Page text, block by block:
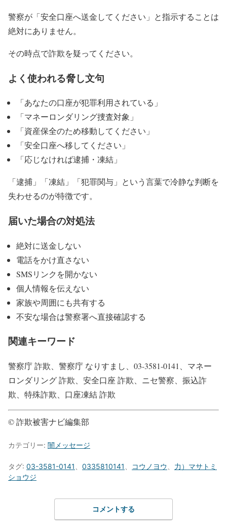
警察が「安全口座へ送金してください」と指示することは
絶対にありません。
その時点で詐欺を疑ってください。
よく使われる脅し文句
「あなたの口座が犯罪利用されている」
「マネーロンダリング捜査対象」
「資産保全のため移動してください」
「安全口座へ移してください」
「応じなければ逮捕・凍結」
「逮捕」「凍結」「犯罪関与」という言葉で冷静な判断を
失わせるのが特徴です。
届いた場合の対処法
絶対に送金しない
電話をかけ直さない
SMSリンクを開かない
個人情報を伝えない
家族や周囲にも共有する
不安な場合は警察署へ直接確認する
関連キーワード
警察庁 詐欺、警察庁 なりすまし、03-3581-0141、マネー
ロンダリング 詐欺、安全口座 詐欺、ニセ警察、振込詐
欺、特殊詐欺、口座凍結 詐欺
© 詐欺被害ナビ編集部
カテゴリー: 闇メッセージ
タグ: 03-3581-0141 0335810141 コウノヨウ
力）マサトミ
ショウジ
コメントする